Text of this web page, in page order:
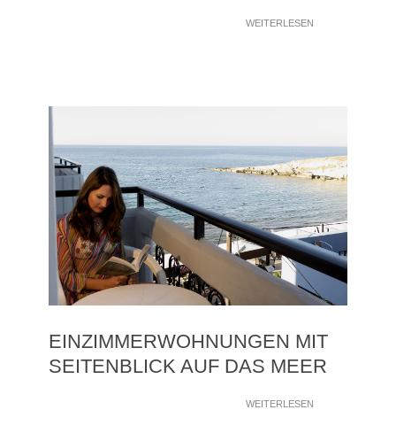
WEITERLESEN
EINZIMMERWOHΝUNGEN MIT
SEITENBLICK AUF DAS MEER
WEITERLESEN